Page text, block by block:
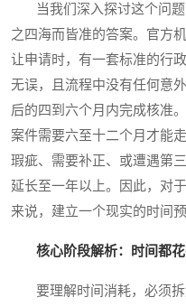
当我们深入探讨这个问题
之四海而皆准的答案。官方
让申请时，有一套标准的行
无误，且流程中没有任何意
后的四到六个月内完成核准
案件需要六至十二个月才能
瑕疵、需要补正、或遭遇第
延长至一年以上。因此，对
来说，建立一个现实的时间预
核心阶段解析：时间都花
要理解时间消耗，必须拆